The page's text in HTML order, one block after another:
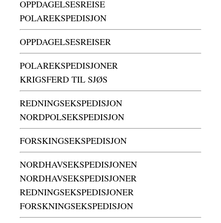
OPPDAGELSESREISE
POLAREKSPEDISJON
OPPDAGELSESREISER
POLAREKSPEDISJONER
KRIGSFERD TIL SJØS
REDNINGSEKSPEDISJON
NORDPOLSEKSPEDISJON
FORSKINGSEKSPEDISJON
NORDHAVSEKSPEDISJONEN
NORDHAVSEKSPEDISJONER
REDNINGSEKSPEDISJONER
FORSKNINGSEKSPEDISJON